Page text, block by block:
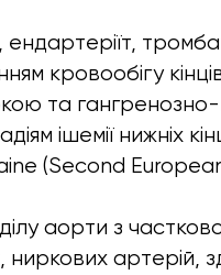
кровообігу
та
ішемії нижніх
(Second
аорти з
ниркових артерій,